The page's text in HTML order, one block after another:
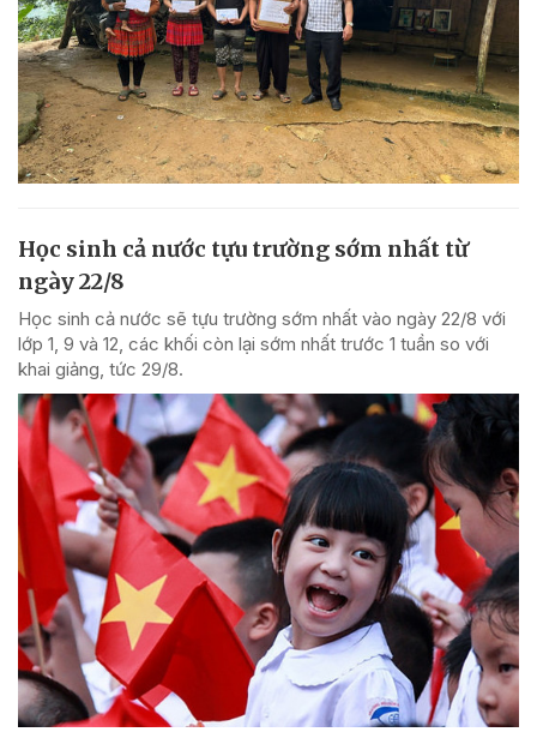
Học sinh cả nước tựu trường sớm nhất từ
ngày 22/8
Học sinh cả nước sẽ tựu trường sớm nhất vào ngày 22/8 với
lớp 1, 9 và 12, các khối còn lại sớm nhất trước 1 tuần so với
khai giảng, tức 29/8.